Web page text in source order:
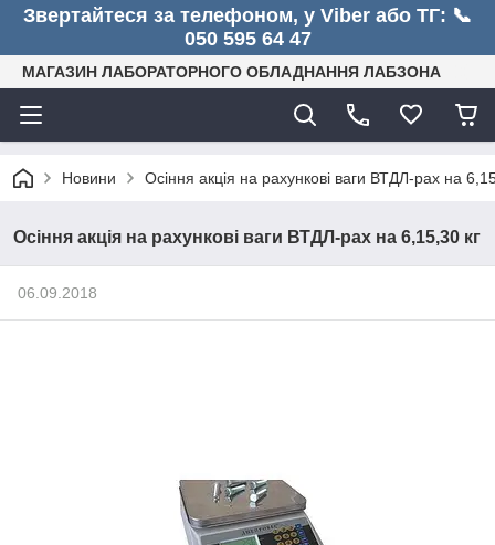
Звертайтеся за телефоном, у Viber або ТГ: 📞
050 595 64 47
МАГАЗИН ЛАБОРАТОРНОГО ОБЛАДНАННЯ ЛАБЗОНА
Новини Осіння акція на рахункові ваги ВТДЛ-рах на
Осіння акція на рахункові ваги ВТДЛ-рах на 6,15,30 кг
06.09.2018